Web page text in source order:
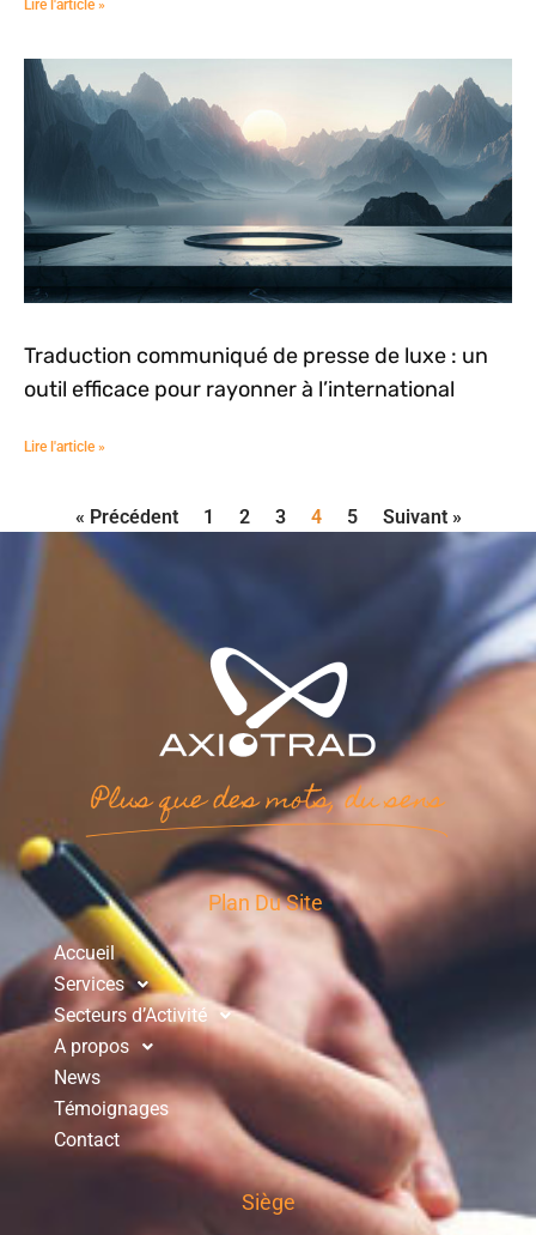
Lire l'article »
Traduction communiqué de presse de luxe : un
outil efficace pour rayonner à l’international
Lire l'article »
« Précédent 1 2 3 4 5 Suivant »
Plus que des mots, du sens
Plan Du Site
Accueil
Services
Secteurs d’Activité
A propos
News
Témoignages
Contact
Siège